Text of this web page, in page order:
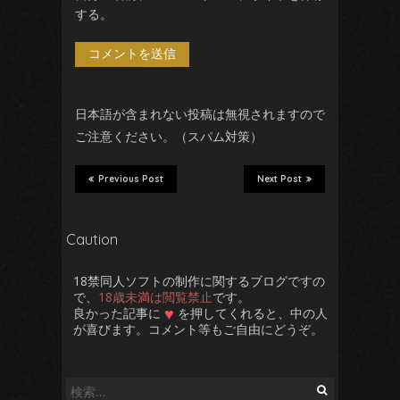
する。
日本語が含まれない投稿は無視されますので
ご注意ください。（スパム対策）
Next Post
Previous Post
Caution
18禁同人ソフトの制作に関するブログですの
で、 18歳未満は閲覧禁止です。
良かった記事に ♥ を押してくれると、中の人
が喜びます。コメント等もご自由にどうぞ。
検